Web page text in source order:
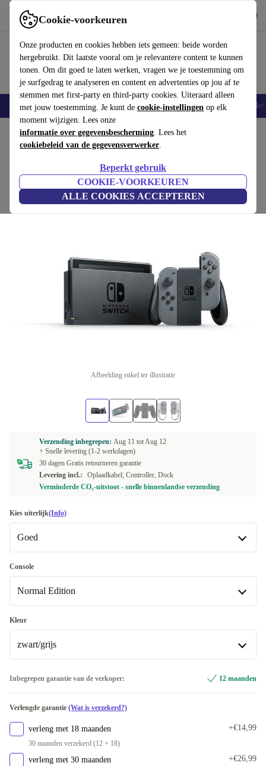
Cookie-voorkeuren
Onze producten en cookies hebben iets gemeen: beide worden
hergebruikt. Dit laatste vooral om je relevantere content te kunnen
tonen. Om dit goed te laten werken, vragen we je toestemming om
je surfgedrag te analyseren en content en advertenties op jou af te
stemmen met first-party en third-party cookies. Uiteraard alleen
met jouw toestemming. Je kunt de cookie-instellingen op elk
moment wijzigen. Lees onze
informatie over gegevensbescherming. Lees het
cookiebeleid van de gegevensverwerker.
Beperkt gebruik
COOKIE-VOORKEUREN
ALLE COOKIES ACCEPTEREN
Gebruik refurbed snel en eenvoudig
Smartphones Laptops Tablets Smartwatches Accessoires
Home Producten Spelcomputers Nintendo
Nintendo Switch 2019
Standaardeditie | Zwart/Grijs
(4,4/5)
€217
Afbeelding enkel ter illustratie
Verzending inbegrepen: Aug 11 totAug 12
+ Snelle levering (1-2 werkdagen)
30 dagen Gratis retourneren garantie
Levering incl.:
Oplaadkabel, Controller, Dock
Verminderde CO₂-uitstoot - snelle binnenlandse verzending
Kies uiterlijk(Info)
Goed
Goed
Heel goed +€13,15
Uitstekend
Premium +€47,66
Console
Normal Edition
Normal Edition
Beschikbaar in andere configuraties
Animal Crossing Edition
Kleur
zwart/grijs
zwart/paars/oranje +€12,26
zwart/groen/roze +€12,57
Inbegrepen garantie van de verkoper: 12 maanden
Verlengde garantie (Wat is verzekerd?)
verleng met 18 maanden
30 maanden verzekerd (12 + 18)
+€14,99
verleng met 30 maanden +€26,99